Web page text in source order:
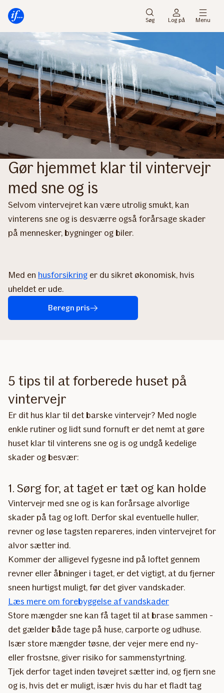
Søg Log på Menu
Gør hjemmet klar til vintervejr
med sne og is
Selvom vintervejret kan være utrolig smukt, kan
vinterens sne og is desværre også forårsage skader
på mennesker, bygninger og biler.
Med en husforsikring er du sikret økonomisk, hvis
uheldet er ude.
Beregn pris
5 tips til at forberede huset på
vintervejr
Er dit hus klar til det barske vintervejr? Med nogle
enkle rutiner og lidt sund fornuft er det nemt at gøre
huset klar til vinterens sne og is og undgå kedelige
skader og besvær:
1. Sørg for, at taget er tæt og kan holde
Vintervejr med sne og is kan forårsage alvorlige
skader på tag og loft. Derfor skal eventuelle huller,
revner og løse tagsten repareres, inden vintervejret for
alvor sætter ind.
Kommer der alligevel fygesne ind på loftet gennem
revner eller åbninger i taget, er det vigtigt, at du fjerner
sneen hurtigst muligt, før det giver vandskader.
Læs mere om forebyggelse af vandskader
Store mængder sne kan få taget til at brase sammen -
det gælder både tage på huse, carporte og udhuse.
Især store mængder tøsne, der vejer mere end ny-
eller frostsne, giver risiko for sammenstyrtning.
Tjek derfor taget inden tøvejret sætter ind, og fjern sne
og is, hvis det er muligt, især hvis du har et fladt tag